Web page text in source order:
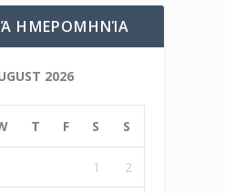
ΗΜΕΡΟΜΗΝΊΑ
2026
T F S S
1 2